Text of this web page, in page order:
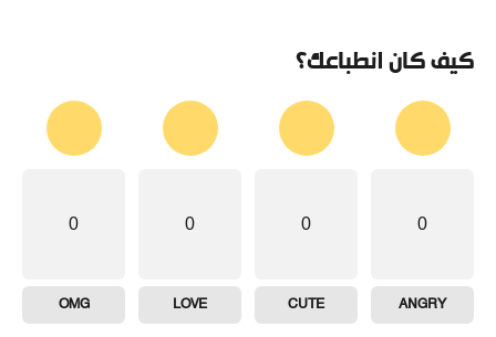
كيف كان انطباعك؟
0
ANGRY
0
CUTE
0
LOVE
0
OMG